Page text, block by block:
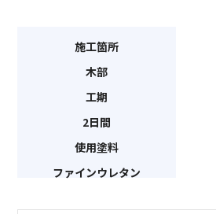
施工箇所
木部
工期
2日間
使用塗料
ファインウレタン